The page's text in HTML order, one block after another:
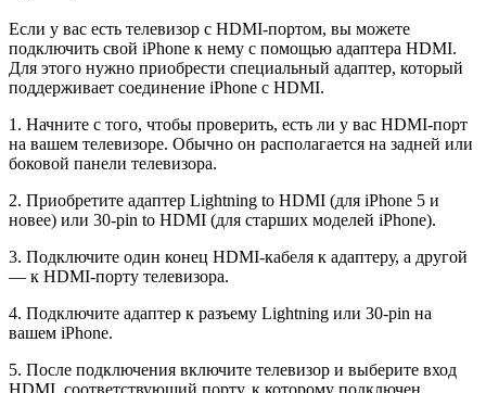
Если у вас есть телевизор с HDMI-портом, вы можете
подключить свой iPhone к нему с помощью адаптера HDMI.
Для этого нужно приобрести специальный адаптер, который
поддерживает соединение iPhone с HDMI.
1. Начните с того, чтобы проверить, есть ли у вас HDMI-порт
на вашем телевизоре. Обычно он располагается на задней или
боковой панели телевизора.
2. Приобретите адаптер Lightning to HDMI (для iPhone 5 и
новее) или 30-pin to HDMI (для старших моделей iPhone).
3. Подключите один конец HDMI-кабеля к адаптеру, а другой
— к HDMI-порту телевизора.
4. Подключите адаптер к разъему Lightning или 30-pin на
вашем iPhone.
5. После подключения включите телевизор и выберите вход
HDMI, соответствующий порту, к которому подключен